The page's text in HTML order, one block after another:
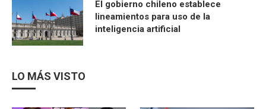
El gobierno chileno establece
lineamientos para uso de la
inteligencia artificial
LO MÁS VISTO